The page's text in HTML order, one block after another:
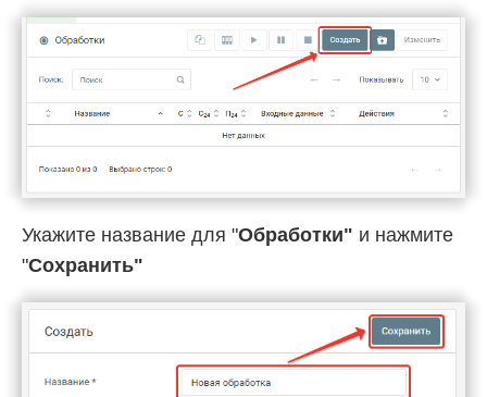
Укажите название для "Обработки" и нажмите
"Cохранить"